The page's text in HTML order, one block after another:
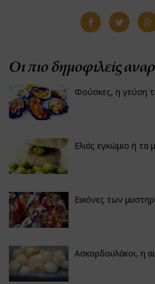
Οι πιο δημοφιλείς
Φούσκες, η γεύση
Ελιάς εγκώμιο ή τα
Εικόνες των
Ασκορδουλάκοι, η